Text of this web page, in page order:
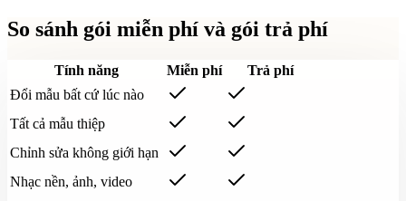
So sánh gói miễn phí và gói trả phí
Tính năng Miễn phí
Trả phí
Đổi mẫu bất cứ lúc nào
Tất cả mẫu thiệp
Chỉnh sửa không giới hạn
Nhạc nền, ảnh, video